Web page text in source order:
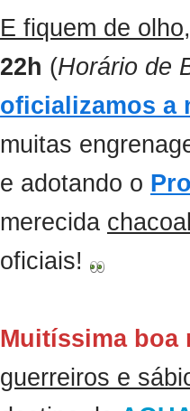
E fiquem de olho
22h (Horário de
oficializamos a
muitas
e adotando o
merecida
oficiais!
Muitíssima boa
guerreiros e